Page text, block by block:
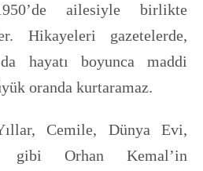
ailesiyle birlikte
Hikayeleri gazetelerde,
hayatı boyunca maddi
oranda kurtaramaz.
Cemile, Dünya Evi,
gibi Orhan Kemal’in